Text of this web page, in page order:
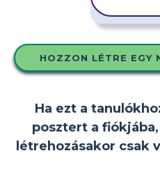
HOZZON LÉTRE EGY
Ha ezt a
posztert a
létrehozásakor csak